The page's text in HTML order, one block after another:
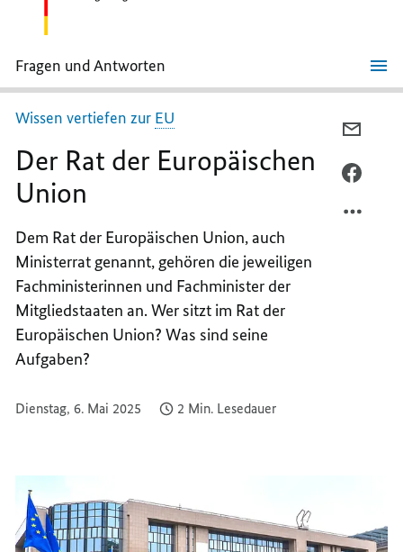
Fragen und Antworten
Der
Rat
der
Europäischen
Union
Wissen vertiefen zur EU
Der Rat der Europäischen
Union
Dem Rat der Europäischen Union, auch
Ministerrat genannt, gehören die jeweiligen
Fachministerinnen und Fachminister der
Mitgliedstaaten an. Wer sitzt im Rat der
Europäischen Union? Was sind seine
Aufgaben?
Dienstag, 6. Mai 2025 2 Min. Lesedauer